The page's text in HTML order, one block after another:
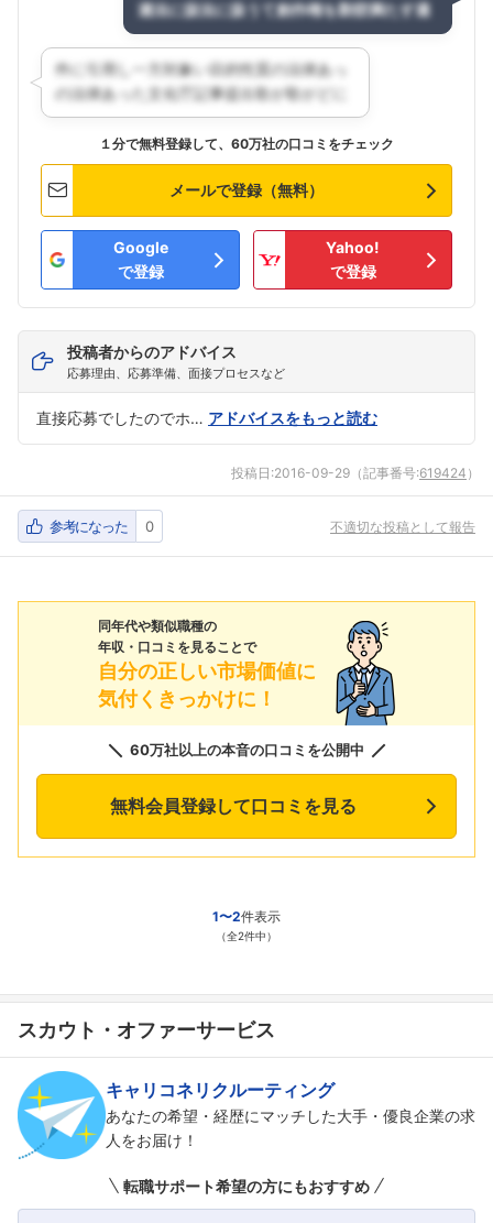
１分で無料登録して、60万社の口コミをチェック
メールで登録（無料）
Google
で登録
Yahoo!
で登録
投稿者からのアドバイス
応募理由、応募準備、面接プロセスなど
直接応募でしたのでホ… アドバイスをもっと読む
投稿日:2016-09-29 （記事番号:619424 ）
参考になった 0 不適切な投稿として報告
同年代や類似職種の
年収・口コミを見ることで
自分の正しい市場価値に
気付くきっかけに！
60万社以上の本音の口コミを公開中
無料会員登録して口コミを見る
1〜2件表示
（全2件中）
スカウト・オファーサービス
キャリコネリクルーティング
あなたの希望・経歴にマッチした大手・優良企業の求
人をお届け！
転職サポート希望の方にもおすすめ